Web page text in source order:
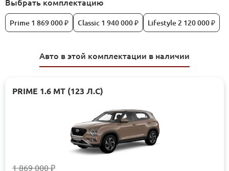
Выбрать комплектацию
Prime 1 869 000 ₽ Classic 1 940 000 ₽ Lifestyle 2 120 000 ₽
Авто в этой комплектации в наличии
PRIME 1.6 МТ (123 Л.С)
1 869 000 ₽